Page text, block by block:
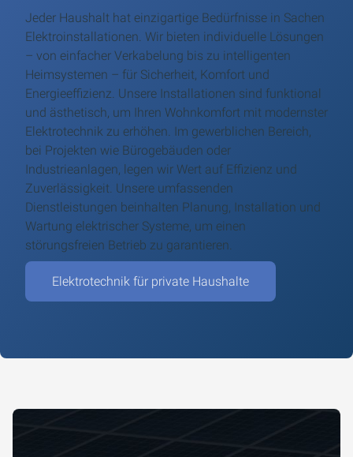
Jeder Haushalt hat einzigartige Bedürfnisse in Sachen
Elektroinstallationen. Wir bieten individuelle Lösungen
– von einfacher Verkabelung bis zu intelligenten
Heimsystemen – für Sicherheit, Komfort und
Energieeffizienz. Unsere Installationen sind funktional
und ästhetisch, um Ihren Wohnkomfort mit modernster
Elektrotechnik zu erhöhen. Im gewerblichen Bereich,
bei Projekten wie Bürogebäuden oder
Industrieanlagen, legen wir Wert auf Effizienz und
Zuverlässigkeit. Unsere umfassenden
Dienstleistungen beinhalten Planung, Installation und
Wartung elektrischer Systeme, um einen
störungsfreien Betrieb zu garantieren.
Elektrotechnik für private Haushalte